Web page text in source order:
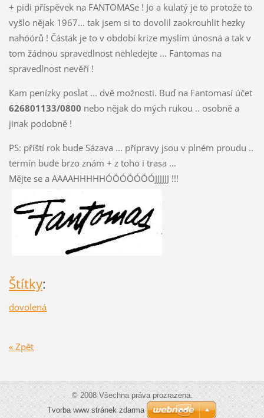
+ pidi příspěvek na FANTOMASe ! Jo a kulatý je to protože to
vyšlo nějak 1967... tak jsem si to dovolil zaokrouhlit hezky
nahóórů ! Částak je to v období krize myslím únosná a tak v
tom žádnou spravedlnost nehledejte ... Fantomas na
spravedlnost nevěří !
Kam penízky poslat ... dvě možnosti. Buď na Fantomasí účet
626801133/0800 nebo nějak do mých rukou .. osobně a
jinak podobně !
PS: příští rok bude Sázava ... přípravy jsou v plném proudu ..
termín bude brzo znám + z toho i trasa ...
Mějte se a AAAAHHHHHÓÓÓÓÓÓÓJJJJJJ !!!
Štítky:
dovolená
« Zpět
© 2008 Všechna práva prozrazena.
Tvorba www stránek zdarma